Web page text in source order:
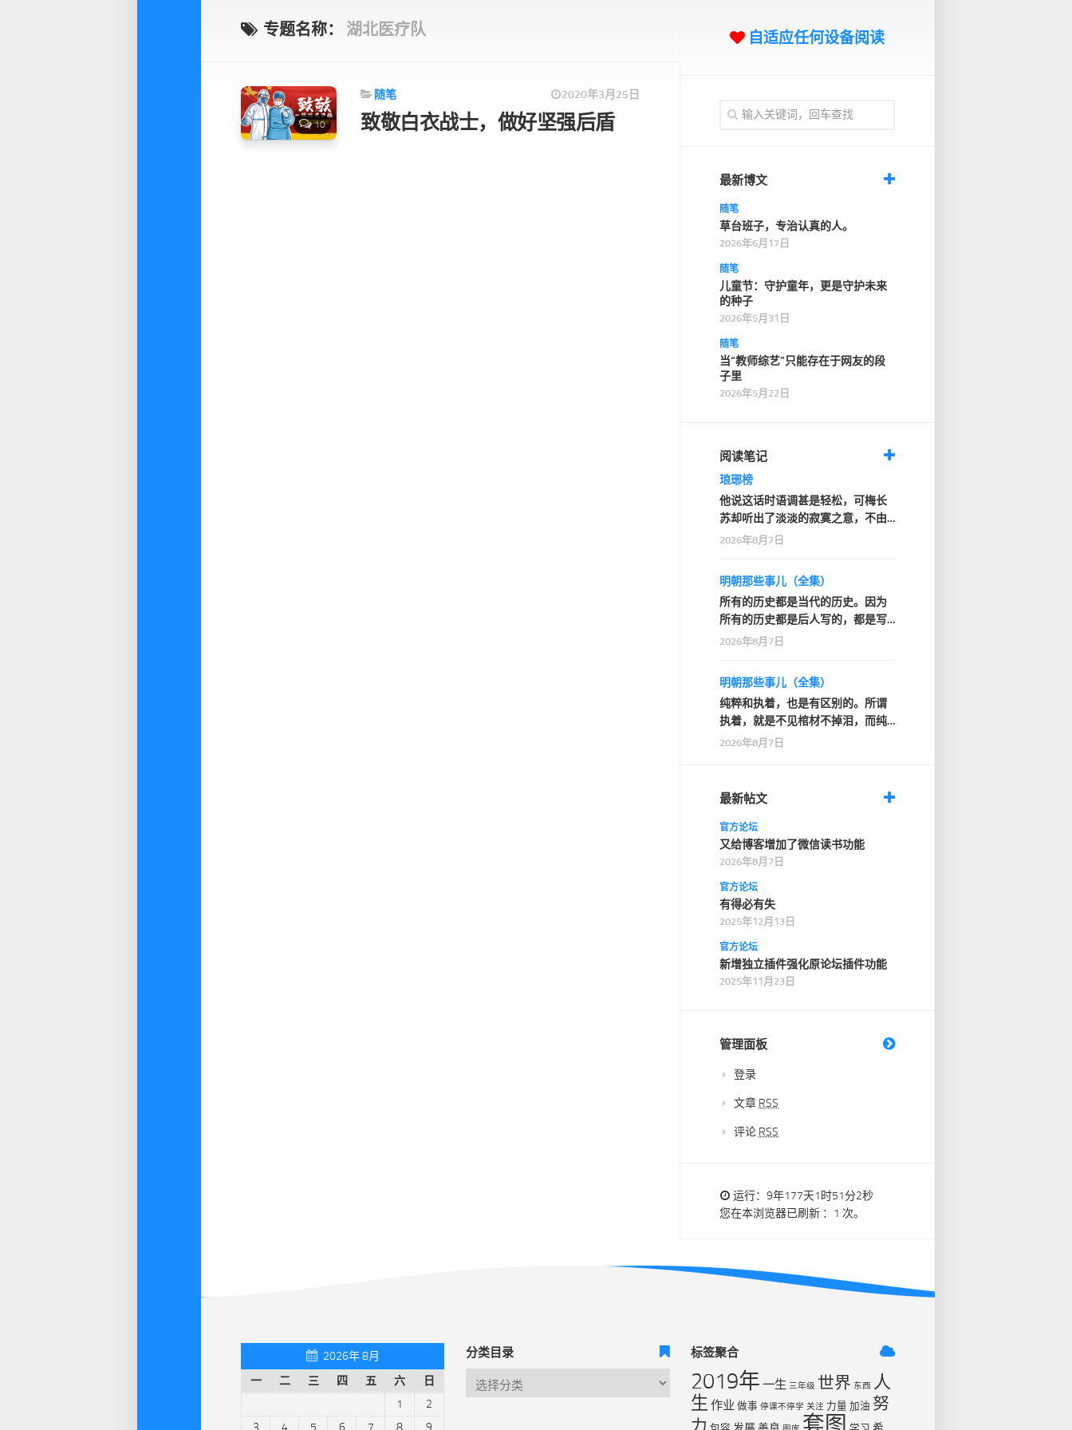
专题名称： 湖北医疗队
10
随笔 2020年3月25日
致敬白衣战士，做好坚强后盾
自适应任何设备阅读
最新博文
随笔
草台班子，专治认真的人。
2026年6月17日
随笔
儿童节：守护童年，更是守护未来
的种子
2026年5月31日
随笔
当“教师综艺”只能存在于网友的段
子里
2026年5月22日
阅读笔记
琅琊榜
他说这话时语调甚是轻松，可梅长
苏却听出了淡淡的寂寞之意，不由
深深看了他一眼
2026年8月7日
明朝那些事儿（全集）
所有的历史都是当代的历史。因为
所有的历史都是后人写的，都是写
的人的那个时代的感…
2026年8月7日
明朝那些事儿（全集）
纯粹和执着，也是有区别的。所谓
执着，就是不见棺材不掉泪，而纯
粹，是见了棺材，也…
2026年8月7日
最新帖文
官方论坛
又给博客增加了微信读书功能
2026年8月7日
官方论坛
有得必有失
2025年12月13日
官方论坛
新增独立插件强化原论坛插件功能
2025年11月23日
管理面板
登录
文章 RSS
评论 RSS
运行：9年177天1时51分3秒
您在本浏览器已刷新 ：1 次。
2026年 8月
一
二 三 四 五 六
日
1
2
3
4 5 6 7 8 9
分类目录 标签聚合
2019年 一生 三年级 世界 东西 人
生 作业 做事 停课不停学 关注 力量 加油 努
力
套图